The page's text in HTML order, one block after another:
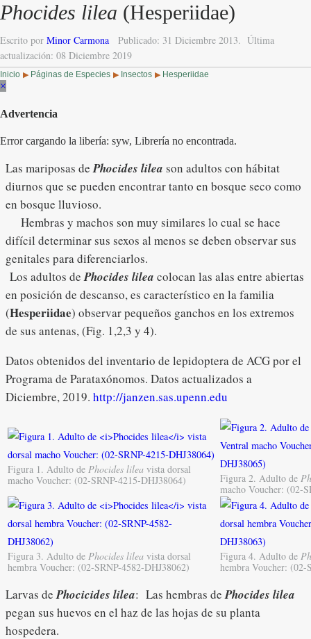
Phocides lilea (Hesperiidae)
Escrito por Minor Carmona Publicado: 31 Diciembre 2013. Última
actualización: 08 Diciembre 2019
Inicio ▶ Páginas de Especies ▶ Insectos ▶ Hesperiidae
×
Advertencia
Error cargando la libería: syw, Librería no encontrada.
Las mariposas dePhocides lilea son adultos con hábitat
diurnos que se pueden encontrar tanto en bosque seco como
en bosque lluvioso.
Hembras y machos son muy similares lo cual se hace
difícil determinar sus sexos al menos se deben observar sus
genitales para diferenciarlos.
Los adultos dePhocides lilea colocan las alas entre abiertas
en posición de descanso, es característico en la familia
(Hesperiidae) observar pequeños ganchos en los extremos
de sus antenas, (Fig. 1,2,3 y 4).
Datos obtenidos del inventario de lepidoptera de ACG por el
Programa de Parataxónomos. Datos actualizados a
Diciembre, 2019. http://janzen.sas.upenn.edu
Figura 1. Adulto de Phocides lilea vista dorsal
macho Voucher: (02-SRNP-4215-DHJ38064)
Figura 2. Adulto de
macho Voucher: (02-
Figura 3. Adulto de Phocides lilea vista dorsal
hembra Voucher: (02-SRNP-4582-DHJ38062)
Figura 4. Adulto de
hembra Voucher: (02-
Larvas dePhocicides lilea: Las hembras dePhocides lilea
pegan sus huevos en el haz de las hojas de su planta
hospedera.